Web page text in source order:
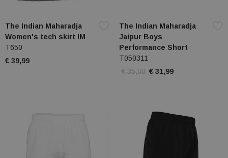
The Indian Maharadja
Women's tech skirt IM
T650
€ 39,99
The Indian Maharadja
Jaipur Boys
Performance Short
T050311
€ 35,00 € 31,99